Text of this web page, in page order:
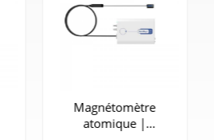
Magnétomètre
atomique |